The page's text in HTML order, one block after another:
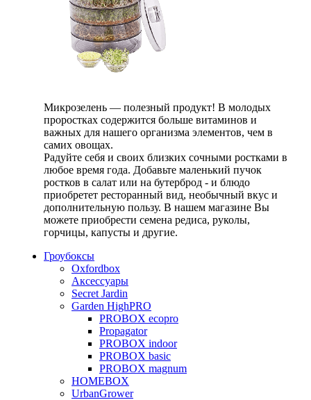
Микрозелень — полезный продукт! В молодых
проростках содержится больше витаминов и
важных для нашего организма элементов, чем в
самих овощах.
Радуйте себя и своих близких сочными ростками в
любое время года. Добавьте маленький пучок
ростков в салат или на бутерброд - и блюдо
приобретет ресторанный вид, необычный вкус и
дополнительную пользу. В нашем магазине Вы
можете приобрести семена редиса, руколы,
горчицы, капусты и другие.
Гроубоксы
Oxfordbox
Аксессуары
Secret Jardin
Garden HighPRO
PROBOX ecopro
Propagator
PROBOX indoor
PROBOX basic
PROBOX magnum
HOMEBOX
UrbanGrower